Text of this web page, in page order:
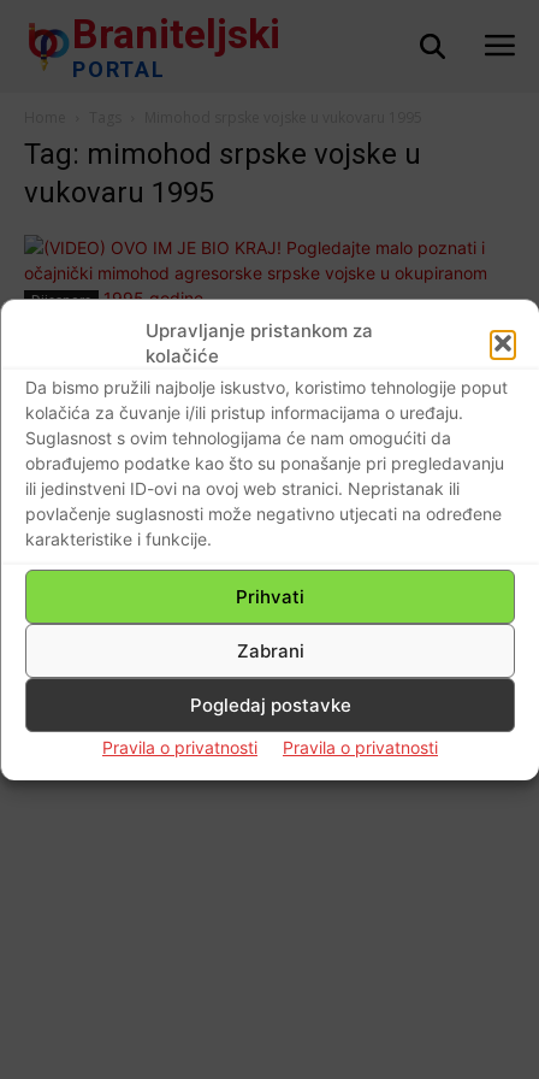
Upravljanje pristankom za
kolačiće
Da bismo pružili najbolje iskustvo, koristimo tehnologije poput
kolačića za čuvanje i/ili pristup informacijama o uređaju.
Suglasnost s ovim tehnologijama će nam omogućiti da
obrađujemo podatke kao što su ponašanje pri pregledavanju
ili jedinstveni ID-ovi na ovoj web stranici. Nepristanak ili
povlačenje suglasnosti može negativno utjecati na određene
karakteristike i funkcije.
Prihvati
Zabrani
Pogledaj postavke
Pravila o privatnosti Pravila o privatnosti
Braniteljski
PORTAL
Tag: mimohod srpske vojske u
vukovaru 1995
Dijaspora
(VIDEO) OVO IM JE BIO KRAJ! Pogledajte
malo poznati i očajnički mimohod
agresorske srpske vojske u okupiranom
Vukovaru 1995.godine…
Braniteljski portal - 20.12.2018 8
Kontaktirajte nas
© Newspaper WordPress Theme by TagDiv